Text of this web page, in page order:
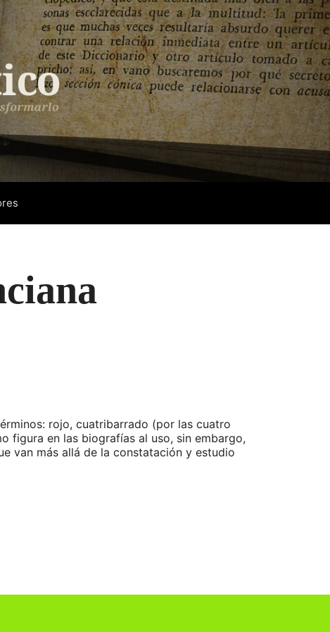
rojo, cuatribarrado (por las cuatro
figura en las biografías al uso, sin embargo,
van más allá de la constatación y estudio